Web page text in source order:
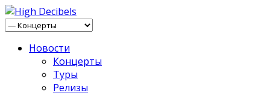
Новости
Концерты
Туры
Релизы